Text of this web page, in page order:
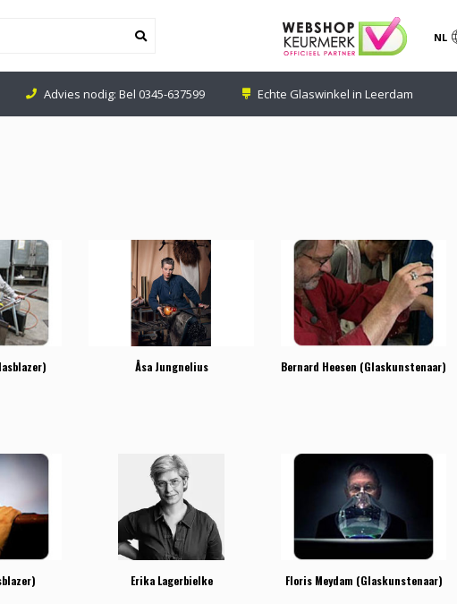
NL
Advies nodig: Bel 0345-637599 Echte Glaswinkel in Leerdam
Åsa Jungnelius Bernard Heesen (Glaskunstenaar)
Erika Lagerbielke Floris Meydam (Glaskunstenaar)